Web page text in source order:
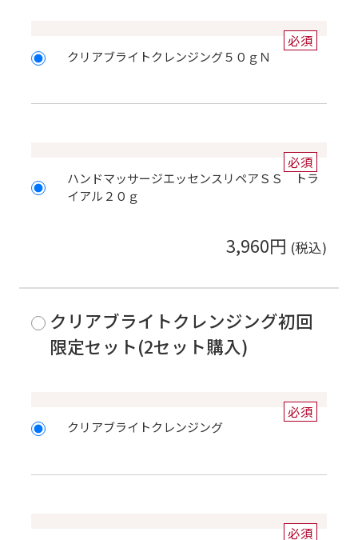
必須
クリアブライトクレンジング５０ｇＮ
必須
ハンドマッサージエッセンスリペアＳＳ トラ
イアル２０ｇ
3,960円
クリアブライトクレンジング初回
限定セット(2セット購入)
必須
クリアブライトクレンジング
必須